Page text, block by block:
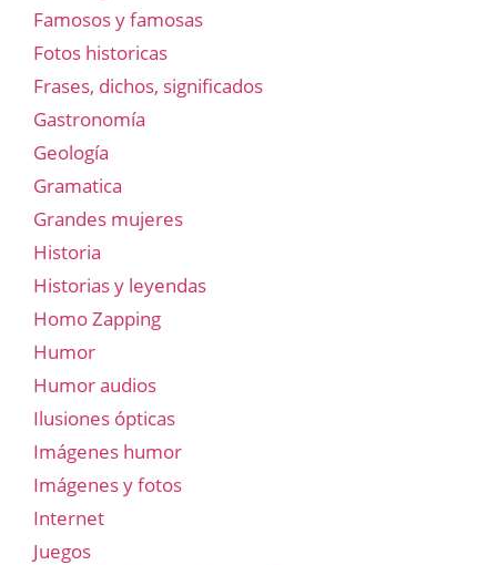
Famosos y famosas
Fotos historicas
Frases, dichos, significados
Gastronomía
Geología
Gramatica
Grandes mujeres
Historia
Historias y leyendas
Homo Zapping
Humor
Humor audios
Ilusiones ópticas
Imágenes humor
Imágenes y fotos
Internet
Juegos